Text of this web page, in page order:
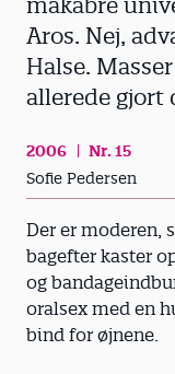
Aros. Nej,
Halse.
allerede gjort
2006
Nr. 15
Sofie Pedersen
Der er moderen,
bagefter kaster
og
oralsex med en
bind for øjnene.